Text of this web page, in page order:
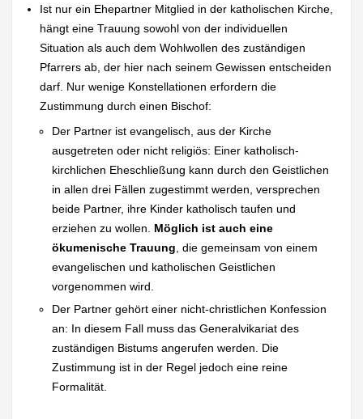
Ist nur ein Ehepartner Mitglied in der katholischen Kirche,
hängt eine Trauung sowohl von der individuellen
Situation als auch dem Wohlwollen des zuständigen
Pfarrers ab, der hier nach seinem Gewissen entscheiden
darf. Nur wenige Konstellationen erfordern die
Zustimmung durch einen Bischof:
Der Partner ist evangelisch, aus der Kirche
ausgetreten oder nicht religiös: Einer katholisch-
kirchlichen Eheschließung kann durch den Geistlichen
in allen drei Fällen zugestimmt werden, versprechen
beide Partner, ihre Kinder katholisch taufen und
erziehen zu wollen. Möglich ist auch eine
ökumenische Trauung , die gemeinsam von einem
evangelischen und katholischen Geistlichen
vorgenommen wird.
Der Partner gehört einer nicht-christlichen Konfession
an: In diesem Fall muss das Generalvikariat des
zuständigen Bistums angerufen werden. Die
Zustimmung ist in der Regel jedoch eine reine
Formalität.